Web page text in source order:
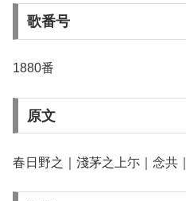
歌番号
1880番
原文
春日野之｜淺茅之上尓｜念共